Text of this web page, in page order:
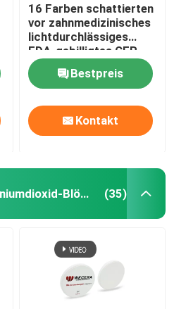
16 Farben schattierten
vor zahnmedizinisches
lichtdurchlässiges
FDA-gebilligtes CER
Zirkoniumdioxid-
Blöcke CAD-Nockens
Bestpreis
Kontakt
Vor schattierte Zirkoniumdioxid-Blöcke (35)